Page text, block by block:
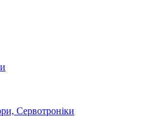
Сервотроніки